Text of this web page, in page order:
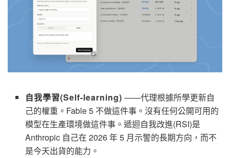
自我學習(Self-learning) ——代理根據所學更新自
己的權重。Fable 5 不做這件事。沒有任何公開可用的
模型在生產環境做這件事。遞迴自我改進(RSI)是
Anthropic 自己在 2026 年 5 月示警的長期方向，而不
是今天出貨的能力。